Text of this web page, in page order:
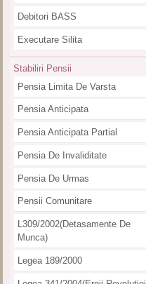
Debitori BASS
Executare Silita
Stabiliri Pensii
Pensia Limita De Varsta
Pensia Anticipata
Pensia Anticipata Partial
Pensia De Invaliditate
Pensia De Urmas
Pensii Comunitare
L309/2002(detasamente De
Munca)
Legea 189/2000